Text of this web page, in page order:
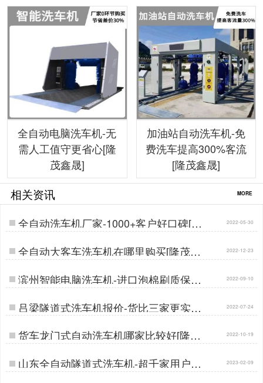
全自动电脑洗车机-无
需人工值守更省心[隆
茂鑫晟]
加油站自动洗车机-免
费洗车提高300%客流
[隆茂鑫晟]
相关资讯 MORE
全自动洗车机厂家-1000+客户好口碑[隆
茂鑫晟]…
2022-05-30
全自动大客车洗车机在哪里购买[隆茂鑫
晟]…
2022-12-23
滨州智能电脑洗车机-进口泡棉刷质保五
年[隆茂鑫晟]…
2022-09-10
吕梁隧道式洗车机报价-货比三家更实惠
[隆茂鑫晟]…
2022-07-24
货车龙门式自动洗车机哪家比较好[隆茂
鑫晟]…
2022-10-19
山东全自动隧道式洗车机-超千家用户好
口碑[隆茂鑫晟]…
2023-02-09